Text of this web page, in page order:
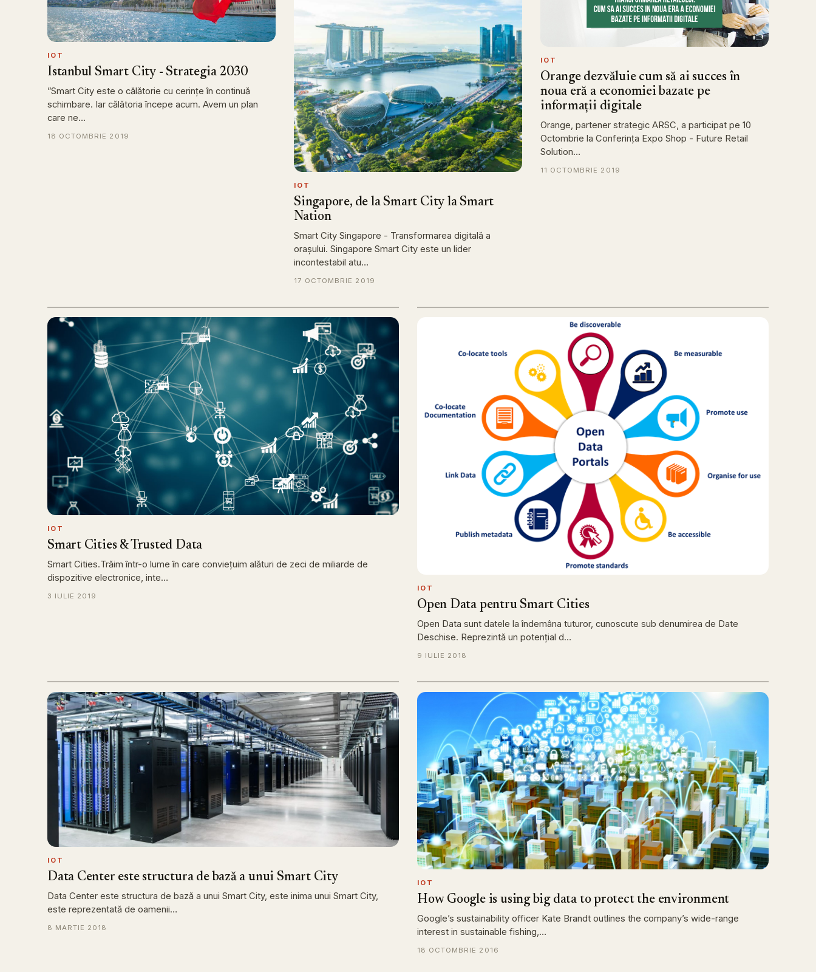
IOT
Istanbul Smart City - Strategia 2030
”Smart City este o călătorie cu cerințe în continuă
schimbare. Iar călătoria începe acum. Avem un plan
care ne…
18 OCTOMBRIE 2019
IOT
Singapore, de la Smart City la Smart
Nation
Smart City Singapore - Transformarea digitală a
orașului. Singapore Smart City este un lider
incontestabil atu…
17 OCTOMBRIE 2019
IOT
Orange dezvăluie cum să ai succes în
noua eră a economiei bazate pe
informații digitale
Orange, partener strategic ARSC, a participat pe 10
Octombrie la Conferința Expo Shop - Future Retail
Solution…
11 OCTOMBRIE 2019
IOT
Smart Cities & Trusted Data
Smart Cities.Trăim într-o lume în care conviețuim alături de zeci de miliarde de
dispozitive electronice, inte…
3 IULIE 2019
IOT
Open Data pentru Smart Cities
Open Data sunt datele la îndemâna tuturor, cunoscute sub denumirea de Date
Deschise. Reprezintă un potențial d…
9 IULIE 2018
IOT
Data Center este structura de bază a unui Smart City
Data Center este structura de bază a unui Smart City, este inima unui Smart City,
este reprezentată de oamenii…
8 MARTIE 2018
IOT
How Google is using big data to protect the environment
Google’s sustainability officer Kate Brandt outlines the company’s wide-range
interest in sustainable fishing,…
18 OCTOMBRIE 2016